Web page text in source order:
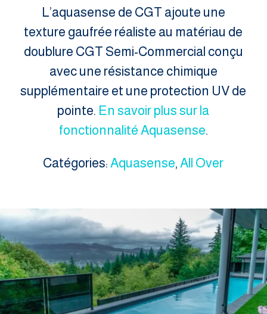
L’aquasense de CGT ajoute une
texture gaufrée réaliste au matériau de
doublure CGT Semi-Commercial conçu
avec une résistance chimique
supplémentaire et une protection UV de
pointe. En savoir plus sur la
fonctionnalité Aquasense.
Catégories:Aquasense,All Over